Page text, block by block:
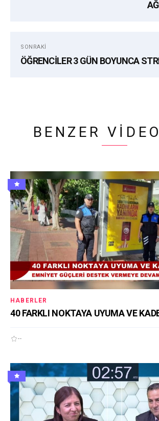
SONRAKI
ÖĞRENCİLER 3 GÜN BOYUNCA
BENZER
HABERLER
40 FARKLI NOKTAYA UYUMA VE
--